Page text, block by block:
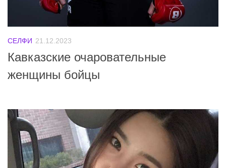
СЕЛФИ 21.12.2023
Кавказские очаровательные
женщины бойцы